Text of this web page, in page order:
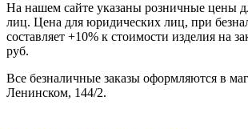
spb.ru
Заказать
звонок
На нашем сайте указаны розничные цены
лиц. Цена для юридических лиц, при
составляет +10% к стоимости изделия на
руб.
Все безналичные заказы оформляются в
Ленинском, 144/2.